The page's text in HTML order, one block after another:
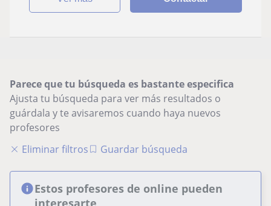
Parece que tu búsqueda es bastante especifica
Ajusta tu búsqueda para ver más resultados o
guárdala y te avisaremos cuando haya nuevos
profesores
Eliminar filtros
Guardar búsqueda
Estos profesores de online pueden
interesarte